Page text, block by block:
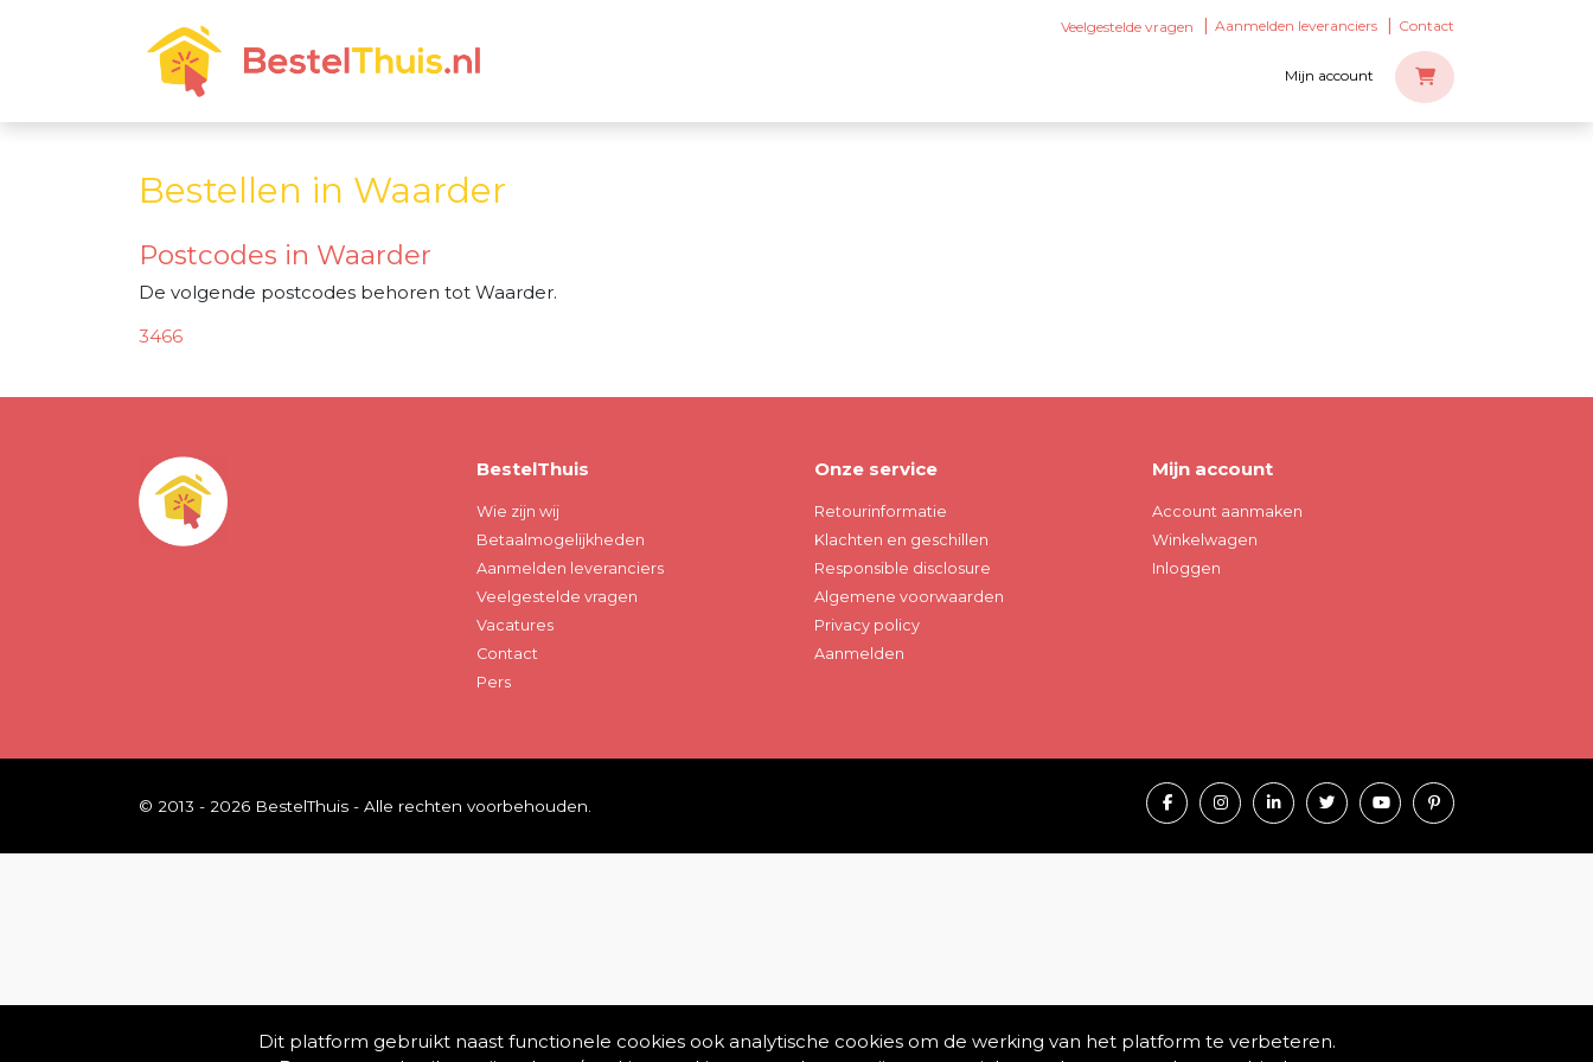
Veelgestelde vragen Aanmelden leveranciers Contact
Mijn account
Bestellen in Waarder
Postcodes in Waarder
De volgende postcodes behoren tot Waarder.
3466
BestelThuis
Wie zijn wij
Betaalmogelijkheden
Aanmelden leveranciers
Veelgestelde vragen
Vacatures
Contact
Pers
Onze service
Retourinformatie
Klachten en geschillen
Responsible disclosure
Algemene voorwaarden
Privacy policy
Aanmelden
Mijn account
Account aanmaken
Winkelwagen
Inloggen
© 2013 - 2026 BestelThuis - Alle rechten voorbehouden.
Dit platform gebruikt naast functionele cookies ook analytische cookies om de werking van het platform te verbeteren.